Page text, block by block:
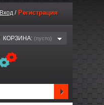
Вход / Регистрация
КОРЗИНА: (пустo)